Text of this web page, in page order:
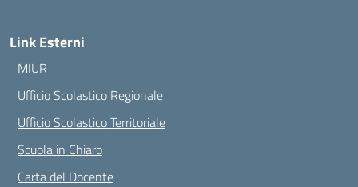
Link Esterni
MIUR
Ufficio Scolastico Regionale
Ufficio Scolastico Territoriale
Scuola in Chiaro
Carta del Docente